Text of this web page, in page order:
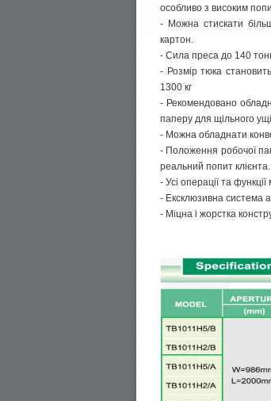
особливо з високим
- Можна стискати
картон.
- Сила преса до 140
- Розмір тюка
1300 кг
- Рекомендовано
паперу для щільного
- Можна обладнати
- Положення робочої
реальний попит клієнта.
- Усі операції та
- Ексклюзивна система
- Міцна і жорстка